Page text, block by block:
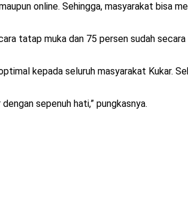
online. Sehingga, masyarakat bisa
tatap muka dan 75 persen sudah
kepada seluruh masyarakat Kukar.
sepenuh hati,” pungkasnya.